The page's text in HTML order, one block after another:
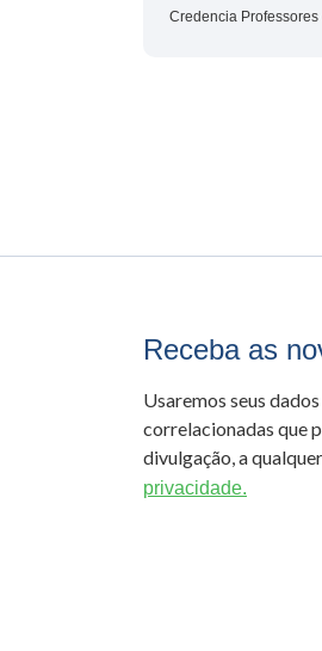
Credencia Professores
Receba as
Usaremos seus
correlacionadas que
divulgação, a
privacidade.